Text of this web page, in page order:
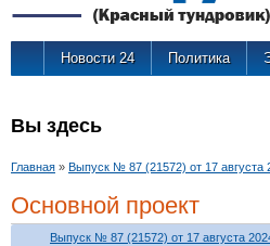
Новости 24 Политика
Вы здесь
Главная » Выпуск № 87 (21572) от 17 августа
Основной проект
Выпуск № 87 (21572) от 17 августа